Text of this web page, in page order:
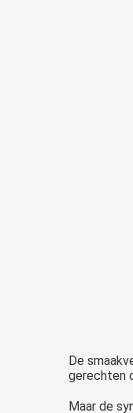
De
gerechten
Maar de